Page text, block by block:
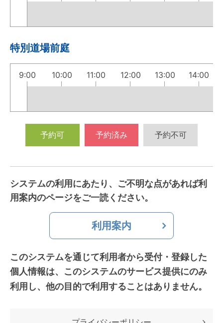
特別道場前庭
9:00 10:00 11:00 12:00 13:00 14:00
予約可 予約済み 予約不可
システムの利用にあたり、ご不明な点があれば利
用案内のページをご一読ください。
利用案内
このシステムを通じて利用者から受付・登録した
個人情報は、 このシステムのサービス提供にのみ
利用し、他の目的で利用することはありません。